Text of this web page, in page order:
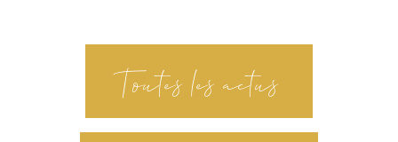
Toutes les actus